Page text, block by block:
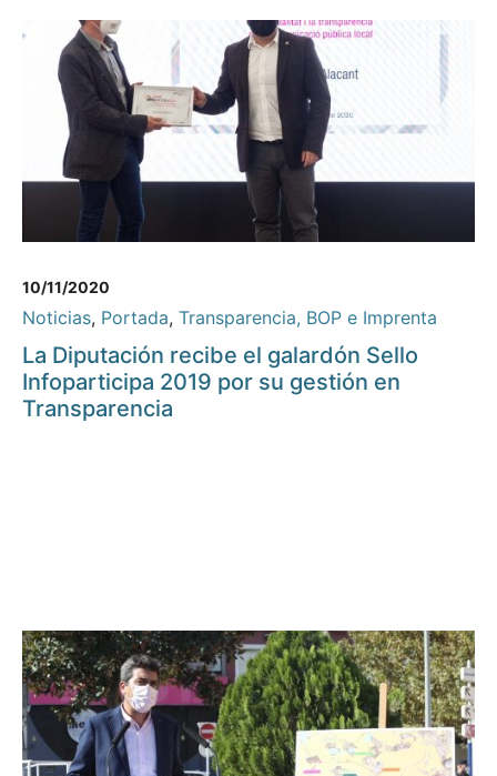
10/11/2020
Noticias, Portada, Transparencia, BOP e Imprenta
La Diputación recibe el galardón Sello
Infoparticipa 2019 por su gestión en
Transparencia